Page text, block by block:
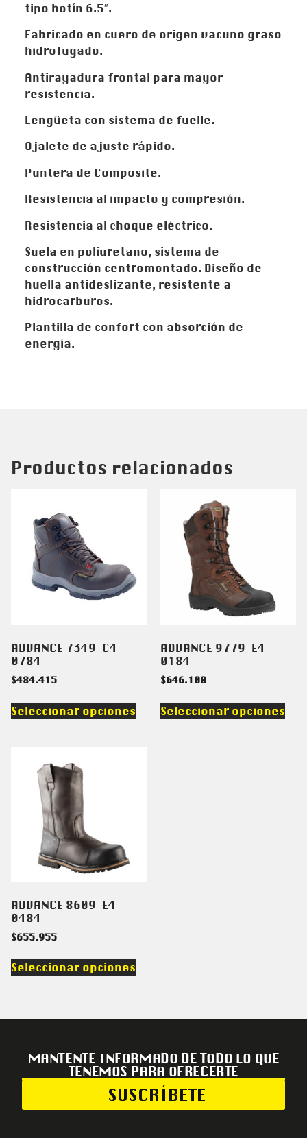
tipo botín 6.5″.
Fabricado en cuero de origen vacuno graso
hidrofugado.
Antirayadura frontal para mayor
resistencia.
Lengüeta con sistema de fuelle.
Ojalete de ajuste rápido.
Puntera de Composite.
Resistencia al impacto y compresión.
Resistencia al choque eléctrico.
Suela en poliuretano, sistema de
construcción centromontado. Diseño de
huella antideslizante, resistente a
hidrocarburos.
Plantilla de confort con absorción de
energía.
Productos relacionados
ADVANCE 7349-C4-
0784
$484.415
Seleccionar opciones
ADVANCE 9779-E4-
0184
$646.100
Seleccionar opciones
ADVANCE 8609-E4-
0484
$655.955
Seleccionar opciones
MANTENTE INFORMADO DE TODO LO QUE
TENEMOS PARA OFRECERTE
SUSCRÍBETE